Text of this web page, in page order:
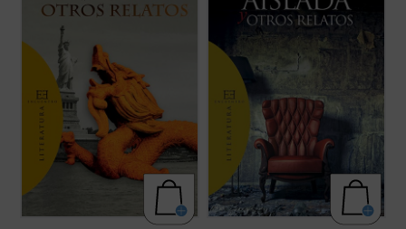
Haciendo gala de un estilo directo, ...(ver